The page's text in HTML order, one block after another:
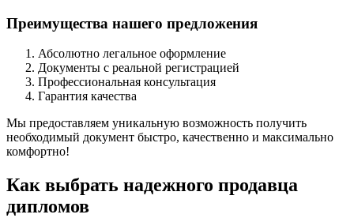
Преимущества нашего предложения
Абсолютно легальное оформление
Документы с реальной регистрацией
Профессиональная консультация
Гарантия качества
Мы предоставляем уникальную возможность получить
необходимый документ быстро, качественно и максимально
комфортно!
Как выбрать надежного продавца
дипломов